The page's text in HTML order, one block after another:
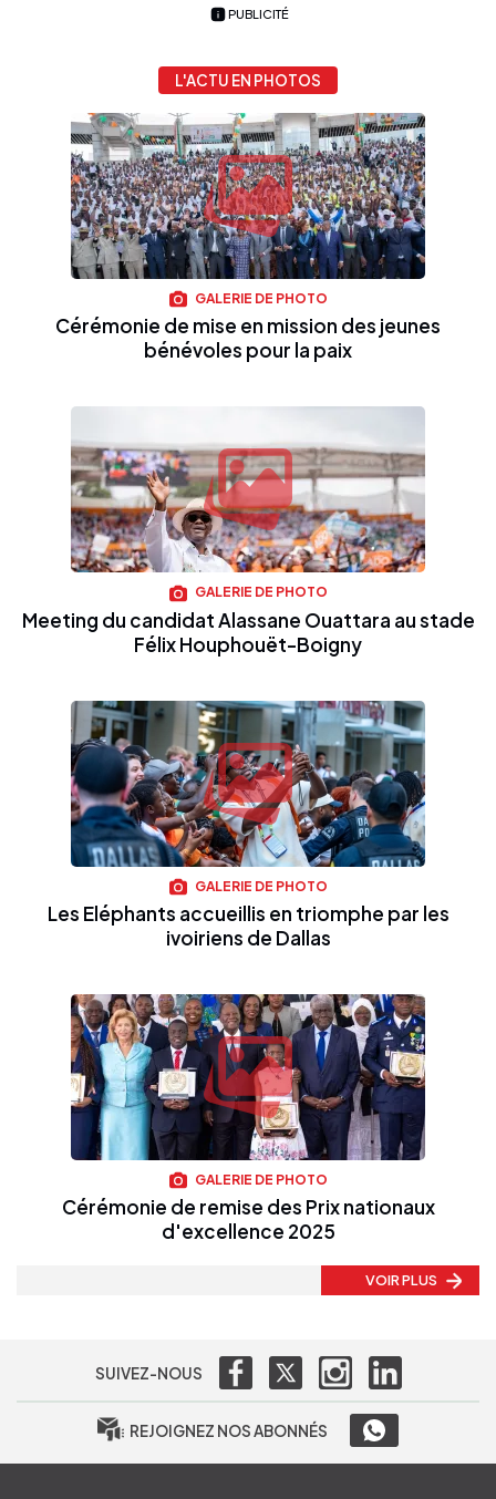
PUBLICITÉ
L'ACTU EN PHOTOS
GALERIE DE PHOTO
Cérémonie de mise en mission des jeunes
bénévoles pour la paix
GALERIE DE PHOTO
Meeting du candidat Alassane Ouattara au stade
Félix Houphouët-Boigny
GALERIE DE PHOTO
Les Eléphants accueillis en triomphe par les
ivoiriens de Dallas
GALERIE DE PHOTO
Cérémonie de remise des Prix nationaux
d'excellence 2025
VOIR PLUS
SUIVEZ-NOUS
REJOIGNEZ NOS ABONNÉS